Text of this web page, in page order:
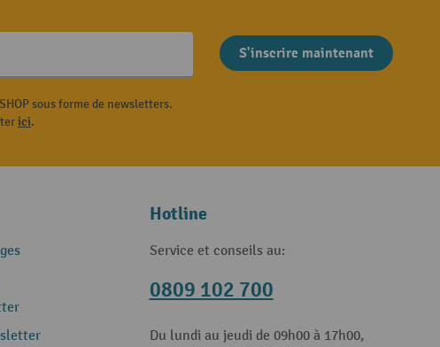
S'inscrire maintenant
sous forme de newsletters.
ici.
Hotline
Service et conseils au:
0809 102 700
Du lundi au jeudi de 09h00 à 17h00,